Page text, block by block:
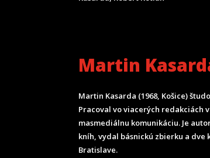
Martin
Martin Kasarda (1968, Košice)
Pracoval vo viacerých redakciách
masmediálnu komunikáciu. Je
kníh, vydal básnickú zbierku a dve
Bratislave.